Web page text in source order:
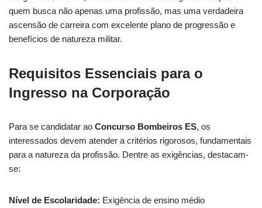
quem busca não apenas uma profissão, mas uma verdadeira
ascensão de carreira com excelente plano de progressão e
benefícios de natureza militar.
Requisitos Essenciais para o
Ingresso na Corporação
Para se candidatar ao Concurso Bombeiros ES, os
interessados devem atender a critérios rigorosos, fundamentais
para a natureza da profissão. Dentre as exigências, destacam-
se:
Nível de Escolaridade: Exigência de ensino médio